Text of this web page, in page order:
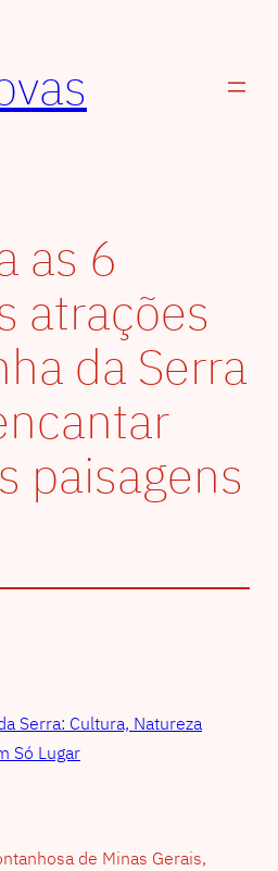
as 6
atrações
da Serra
paisagens
de Minas Gerais,